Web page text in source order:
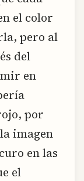
el color
pero al
del
en
por
imagen
en las
el